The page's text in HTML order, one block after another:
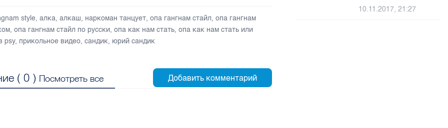
style,алка,алкаш, наркоман танцует,опа гангнам стайл,опа гангнам
,опа гангнам стайл по русски,опа как нам стать,опа как нам стать или
psy, прикольное видео,сандик, юрий сандик
(0 ) Посмотреть все
10.11.2017, 21:27